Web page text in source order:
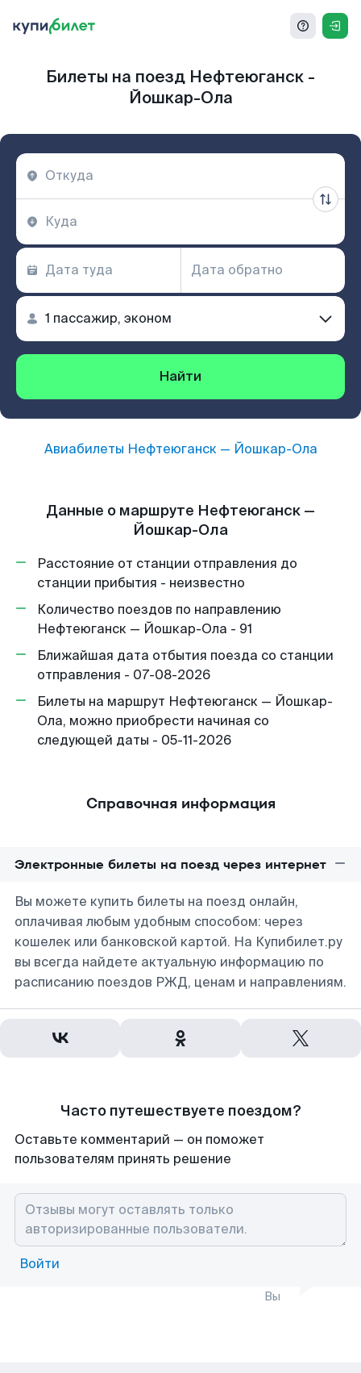
Билеты на поезд Нефтеюганск -
Йошкар-Ола
Найти
Авиабилеты Нефтеюганск— Йошкар-Ола
Данные о маршруте Нефтеюганск —
Йошкар-Ола
Расстояние от станции отправления до
станции прибытия - неизвестно
Количество поездов по направлению
Нефтеюганск — Йошкар-Ола - 91
Ближайшая дата отбытия поезда со станции
отправления - 07-08-2026
Билеты на маршрут Нефтеюганск — Йошкар-
Ола, можно приобрести начиная со
следующей даты - 05-11-2026
Справочная информация
Электронные билеты на поезд через интернет
Вы можете купить билеты на поезд онлайн,
оплачивая любым удобным способом: через
кошелек или банковской картой. На Купибилет.ру
вы всегда найдете актуальную информацию по
расписанию поездов РЖД, ценам и направлениям.
Часто путешествуете поездом?
Оставьте комментарий — он поможет
пользователям принять решение
Войти
Вы